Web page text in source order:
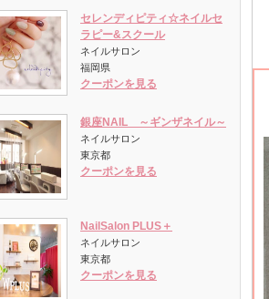
セレンディピティ☆ネイルセ
ラピー&スクール
ネイルサロン
福岡県
クーポンを見る
銀座NAIL ～ギンザネイル～
ネイルサロン
東京都
クーポンを見る
NailSalon PLUS＋
ネイルサロン
東京都
クーポンを見る